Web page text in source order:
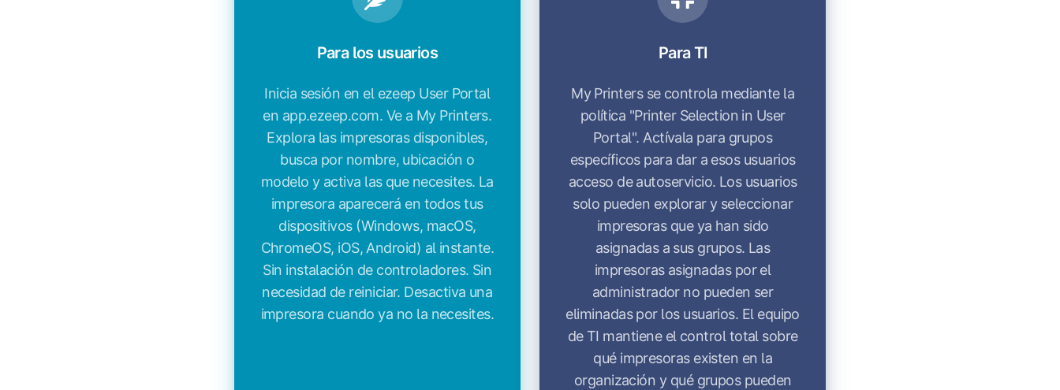
Para los usuarios
Inicia sesión en el ezeep User Portal
en app.ezeep.com. Ve a My Printers.
Explora las impresoras disponibles,
busca por nombre, ubicación o
modelo y activa las que necesites. La
impresora aparecerá en todos tus
dispositivos (Windows, macOS,
ChromeOS, iOS, Android) al instante.
Sin instalación de controladores. Sin
necesidad de reiniciar. Desactiva una
impresora cuando ya no la necesites.
Para TI
My Printers se controla mediante la
política "Printer Selection in User
Portal". Actívala para grupos
específicos para dar a esos usuarios
acceso de autoservicio. Los usuarios
solo pueden explorar y seleccionar
impresoras que ya han sido
asignadas a sus grupos. Las
impresoras asignadas por el
administrador no pueden ser
eliminadas por los usuarios. El equipo
de TI mantiene el control total sobre
qué impresoras existen en la
organización y qué grupos pueden